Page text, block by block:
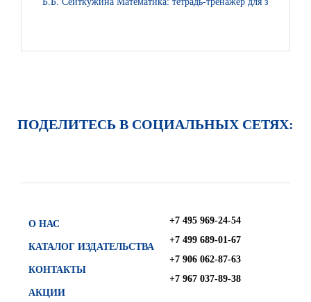
ПОДЕЛИТЕСЬ В СОЦИАЛЬНЫХ СЕТЯХ:
О НАС
КАТАЛОГ ИЗДАТЕЛЬСТВА
КОНТАКТЫ
АКЦИИ
+7 495 969-24-54
+7 499 689-01-67
+7 906 062-87-63
+7 967 037-89-38